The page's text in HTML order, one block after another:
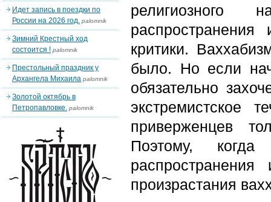
религиозного
критики.
было. Но если
обязательно
экстремистское
приверженцев
Поэтому,
произрастания
Идет запись в поездки по
России на 2026 год. palomnik
Зимний Крестный ход
состоится ! palomnik
Престольный праздник у
Архангела Михаила palomnik
Золотой октябрь в
Петропавловке. palomnik